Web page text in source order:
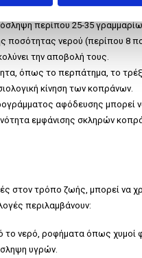
των κοπράνων και
περίπου 25-35
ποσότητας νερού (περίπου 8
την αποβολή τους.
όπως το περπάτημα, το
κίνηση των κοπράνων.
αφόδευσης μπορεί
εμφάνισης σκληρών
στον τρόπο ζωής, μπορεί να
περιλαμβάνουν:
το νερό, ροφήματα όπως χυμοί
υγρών.